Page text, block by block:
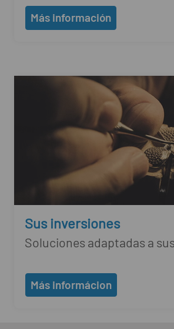
Más información
Sus inversiones
Soluciones adaptadas a
Más informácion